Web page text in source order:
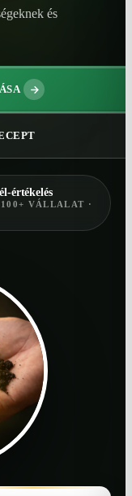
és
értékelés
VÁLLALAT ·